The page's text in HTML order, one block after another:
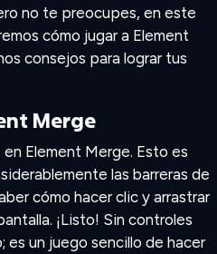
no te preocupes, en este
cómo jugar a Element
consejos para lograr tus
Merge
Element Merge. Esto es
las barreras de
cómo hacer clic y arrastrar
¡Listo! Sin controles
es un juego sencillo de hacer